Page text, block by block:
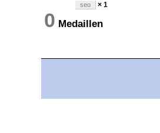
seo × 1
0 Medaillen